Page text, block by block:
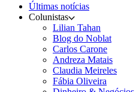
Últimas notícias
Colunistas
Lilian Tahan
Blog do Noblat
Carlos Carone
Andreza Matais
Claudia Meireles
Fábia Oliveira